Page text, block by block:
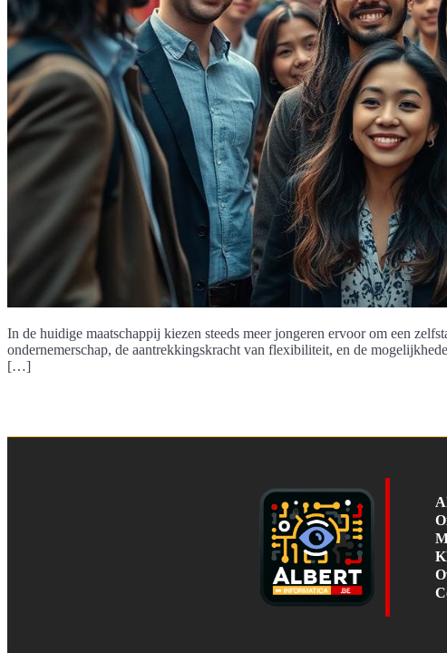
In de huidige maatschappij kiezen steeds meer jongeren ervoor om een
ondernemerschap, de aantrekkingskracht van flexibiliteit, en de
[…]